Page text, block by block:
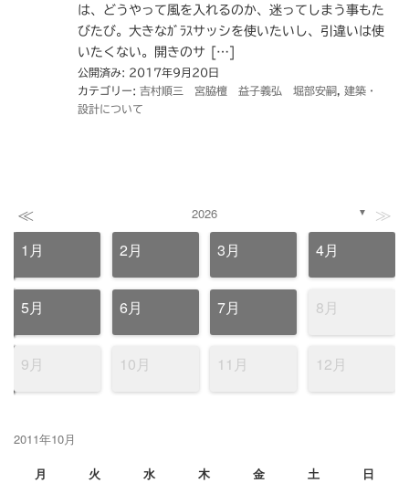
は、どうやって風を入れるのか、迷ってしまう事もた
びたび。大きなｶﾞﾗｽサッシを使いたいし、引違いは使
いたくない。開きのサ […]
公開済み: 2017年9月20日
カテゴリー: 吉村順三 宮脇檀 益子義弘 堀部安嗣
建築・
設計について
≪ 2026 ▼ ≫
1月 2月 3月 4月
5月 6月 7月 8月
9月 10月 11月 12月
2011年10月
月
火 水 木 金 土 日